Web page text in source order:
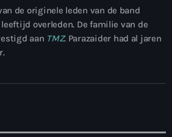
de originele leden van de band
overleden. De familie van de
aan TMZ. Parazaider had al jaren